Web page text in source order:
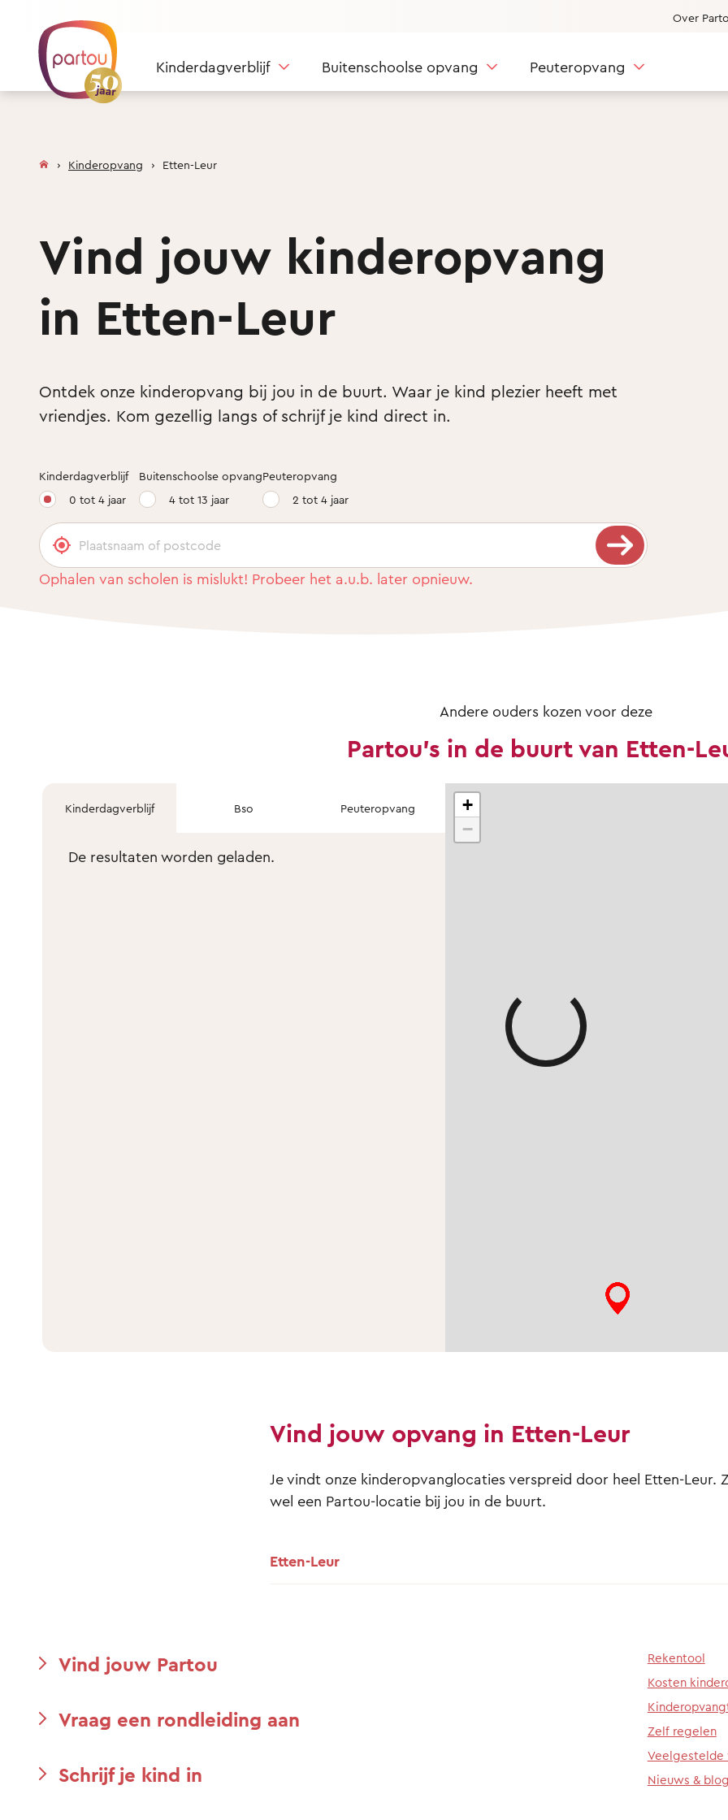
Over
Kinderdagverblijf Buitenschoolse opvang Peuteropvang
Kinderopvang Etten-Leur
Vind jouw kinderopvang
in Etten-Leur
Ontdek onze kinderopvang bij jou in de buurt. Waar je kind plezier heeft met
vriendjes. Kom gezellig langs of schrijf je kind direct in.
Kinderdagverblijf
0 tot 4 jaar
Buitenschoolse opvang
4 tot 13 jaar
Peuteropvang
2 tot 4 jaar
Ophalen van scholen is mislukt! Probeer het a.u.b. later opnieuw.
Andere ouders kozen voor deze
Partou's in de buurt van Etten-
Kinderdagverblijf Bso Peuteropvang
De resultaten worden geladen.
+
−
Vind jouw opvang in Etten-Leur
Je vindt onze kinderopvanglocaties verspreid door heel Etten-Leur.
wel een Partou-locatie bij jou in de buurt.
Etten-Leur
Vind jouw Partou
Vraag een rondleiding aan
Schrijf je kind in
Rekentool
Kosten
Zelf regelen
Veelgestelde
Nieuws &